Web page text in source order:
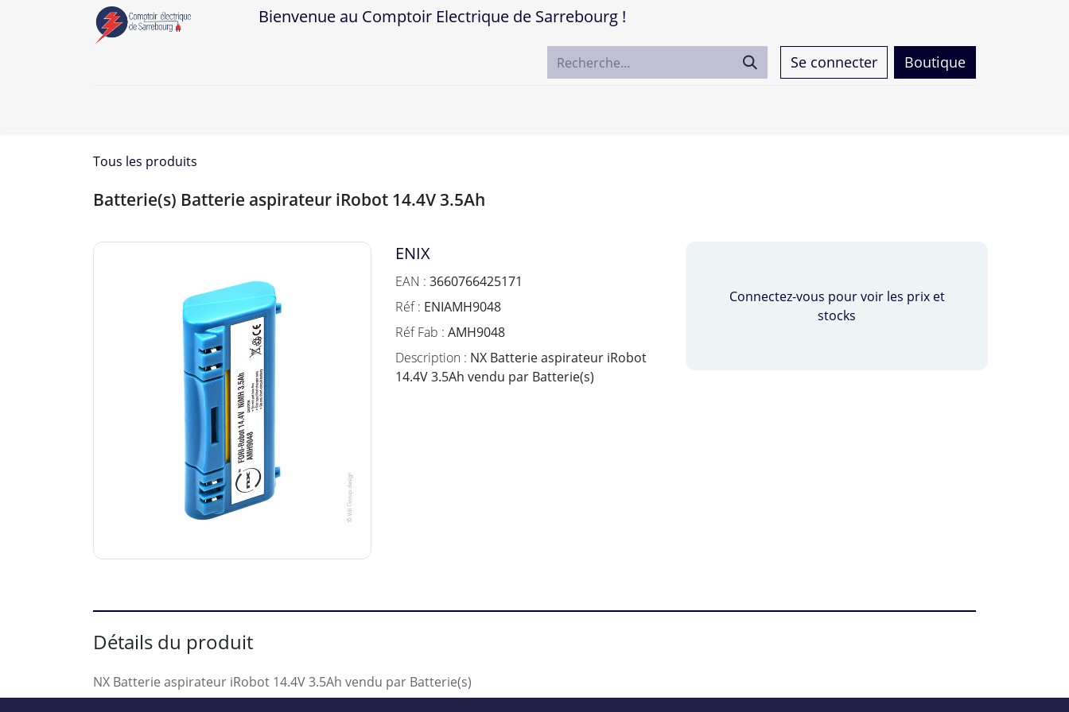
Bienvenue au Comptoir Electrique de Sarrebourg !
Se connecter Boutique
Tous les produits
Batterie(s) Batterie aspirateur iRobot 14.4V 3.5Ah
ENIX
EAN : 3660766425171
Réf : ENIAMH9048
Réf Fab : AMH9048
Description : NX Batterie aspirateur iRobot
14.4V 3.5Ah vendu par Batterie(s)
Connectez-vous pour voir les prix et
stocks
Détails du produit
NX Batterie aspirateur iRobot 14.4V 3.5Ah vendu par Batterie(s)